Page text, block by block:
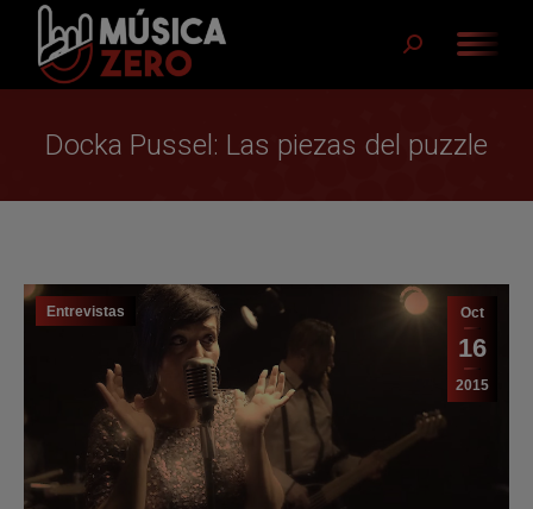
Buscar:
Docka Pussel: Las piezas del puzzle
Oct
16
2015
Entrevistas